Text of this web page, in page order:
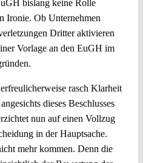
bislang keine Rolle
Ironie. Ob Unternehmen
Dritter aktivieren
Vorlage an den EuGH im
rasch Klarheit
dieses Beschlusses
nun auf einen Vollzug
in der Hauptsache.
mehr kommen. Denn die